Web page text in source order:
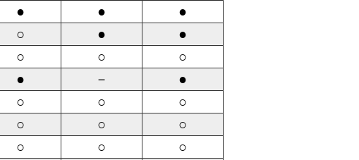
● ● ●
○ ● ●
○ ○ ○
● － ●
○ ○ ○
○ ○ ○
○ ○ ○